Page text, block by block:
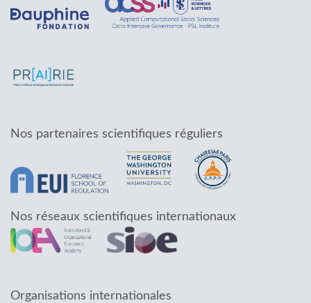
Nos partenaires scientifiques réguliers
Nos réseaux scientifiques internationaux
Organisations internationales